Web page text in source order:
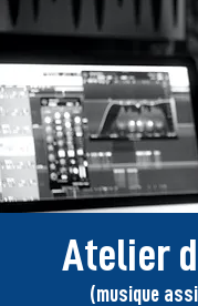
Atelier
(musique